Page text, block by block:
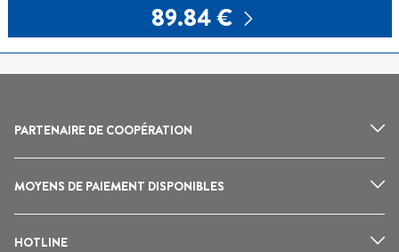
89.84 €
PARTENAIRE DE COOPÉRATION
MOYENS DE PAIEMENT DISPONIBLES
HOTLINE